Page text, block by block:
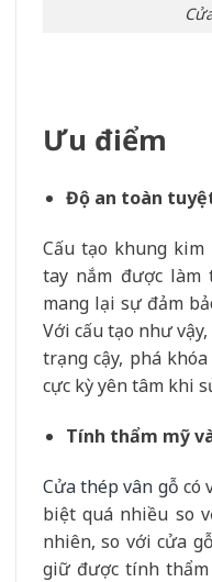
Ưu điểm
Độ an toàn
Cấu tạo khung
tay nắm được làm
mang lại sự đảm
Với cấu tạo như
trạng cậy, phá
cực kỳ yên tâm khi
Tính thẩm mỹ
Cửa thép vân gỗ có
biệt quá nhiều so
nhiên, so với cửa
giữ được tính